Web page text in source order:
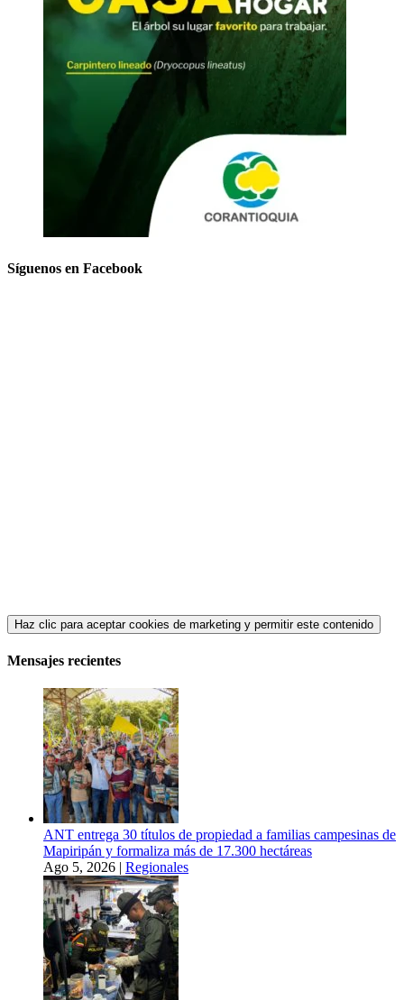
Síguenos en Facebook
Haz clic para aceptar cookies de marketing y permitir este contenido
Mensajes recientes
ANT entrega 30 títulos de propiedad a familias campesinas de
Mapiripán y formaliza más de 17.300 hectáreas
Ago 5, 2026 | Regionales